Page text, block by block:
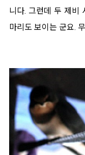
니다. 그런데 두 제비
마리도 보이는 군요.